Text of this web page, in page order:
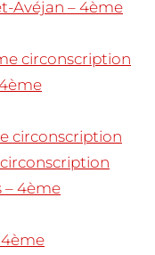
Avéjan – 4ème
circonscription
circonscription
– 4ème
4ème